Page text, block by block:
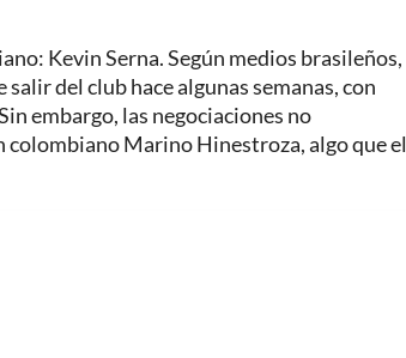
Kevin Serna. Según medios brasileños,
del club hace algunas semanas, con
embargo, las negociaciones no
Marino Hinestroza, algo que el